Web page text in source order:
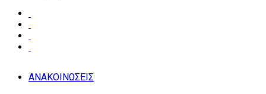
ΑΝΑΚΟΙΝΩΣΕΙΣ